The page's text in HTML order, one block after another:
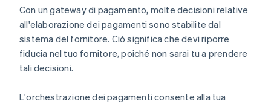
Con un gateway di pagamento, molte decisioni relative
all'elaborazione dei pagamenti sono stabilite dal
sistema del fornitore. Ciò significa che devi riporre
fiducia nel tuo fornitore, poiché non sarai tu a prendere
tali decisioni.
L'orchestrazione dei pagamenti consente alla tua